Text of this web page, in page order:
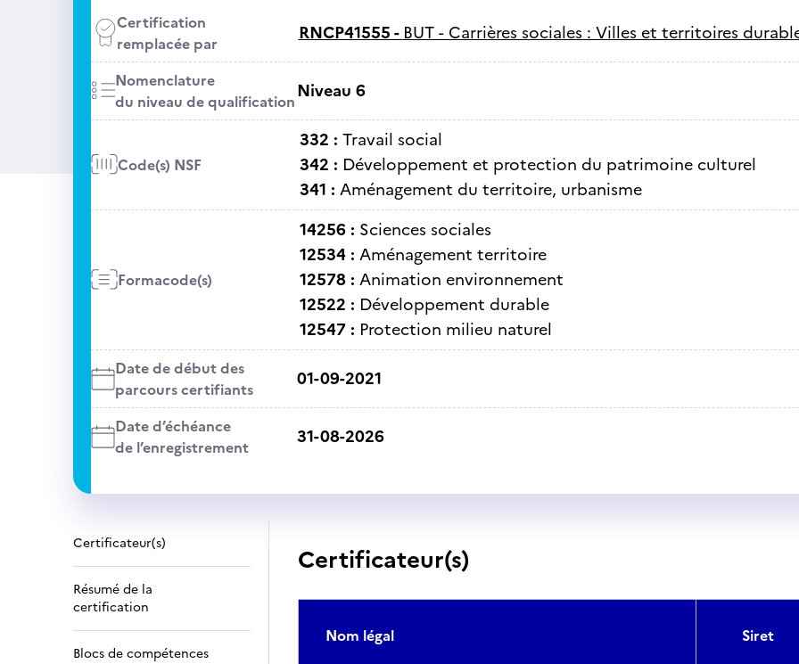
Certification
remplacée par
RNCP41555 - BUT - Carrières sociales : Villes et territoires
Nomenclature
du niveau de qualificationNiveau 6
Code(s) NSF
332 : Travail social
342 : Développement et protection du patrimoine culturel
341 : Aménagement du territoire, urbanisme
Formacode(s)
14256 : Sciences sociales
12534 : Aménagement territoire
12578 : Animation environnement
12522 : Développement durable
12547 : Protection milieu naturel
Date de début des
parcours certifiants
01-09-2021
Date d’échéance
de l’enregistrement
31-08-2026
Certificateur(s)
Résumé de la
certification
Blocs de compétences
Certificateur(s)
Nom légal Siret